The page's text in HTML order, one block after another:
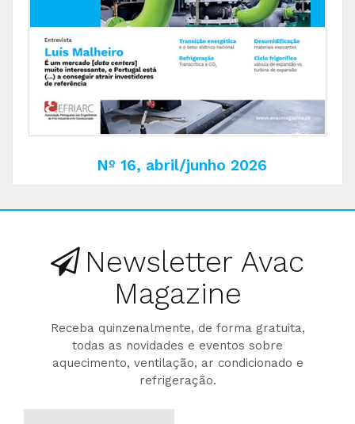
Nº 16, abril/junho 2026
Newsletter Avac
Magazine
Receba quinzenalmente, de forma gratuita,
todas as novidades e eventos sobre
aquecimento, ventilação, ar condicionado e
refrigeração.